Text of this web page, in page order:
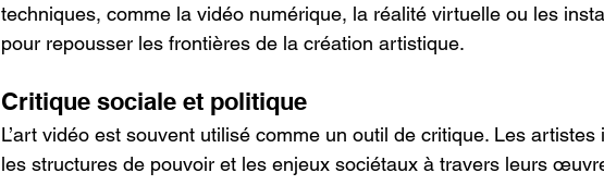
techniques, comme la vidéo numérique, la réalité virtuelle ou les
pour repousser les frontières de la création artistique.
Critique sociale et politique
L’art vidéo est souvent utilisé comme un outil de critique. Les
les structures de pouvoir et les enjeux sociétaux à travers leurs